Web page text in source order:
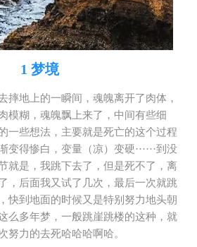
1 梦境
摔地上的一瞬间，魂魄离开了肉体，
模糊，魂魄飘上来了，中间有些细
一些想法，主要就是死亡的这个过程
得惨白，变量（凉）变硬······到没
就是，我跳下去了，但是死不了，离
，后面我又试了几次，最后一次就跳
快到地面的时候又是特别努力地头朝
么多年梦，一般跳崖跳楼的这种，就
努力的去死哈哈哈啊哈。